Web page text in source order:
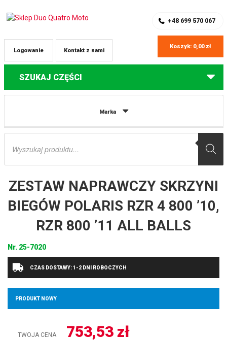
+48 699 570 067
Kontakt z nami
Logowanie
Koszyk: 0,00 zł
SZUKAJ CZĘŚCI
Marka
Wyszukiwarka
Części do quadów Polaris
ZESTAW NAPRAWCZY SKRZYNI
BIEGÓW POLARIS RZR 4 800 ’10,
RZR 800 ’11 ALL BALLS
Nr. 25-7020
CZAS DOSTAWY: 1-2 DNI ROBOCZYCH
PRODUKT NOWY
TWOJA CENA 753,53 zł